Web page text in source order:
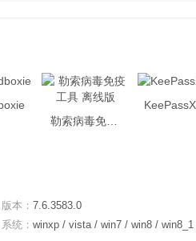
版本： 7.6.3583.0
系统： winxp / vista / win7 / win8 / win8_1